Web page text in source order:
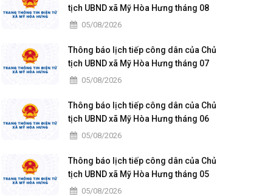
tịch UBND xã Mỹ Hòa Hưng tháng 08
năm 2026
05/08/2026
Thông báo lịch tiếp công dân của Chủ
tịch UBND xã Mỹ Hòa Hưng tháng 07
năm 2026
05/08/2026
Thông báo lịch tiếp công dân của Chủ
tịch UBND xã Mỹ Hòa Hưng tháng 06
năm 2026
05/08/2026
Thông báo lịch tiếp công dân của Chủ
tịch UBND xã Mỹ Hòa Hưng tháng 05
năm 2026
05/08/2026